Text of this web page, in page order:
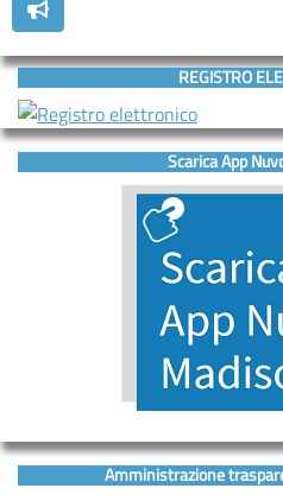
REGISTRO
Scarica App
Amministrazione